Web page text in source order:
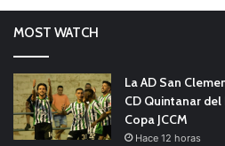
MOST WATCH
La AD San
CD Quintanar
Copa JCCM
Hace 12 horas